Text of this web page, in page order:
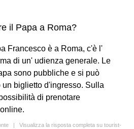
il Papa a Roma?
Francesco è a Roma, c'è l'
di un' udienza generale. Le
sono pubbliche e si può
biglietto d'ingresso. Sulla
di prenotare
| Visualizza la risposta completa su tourist-